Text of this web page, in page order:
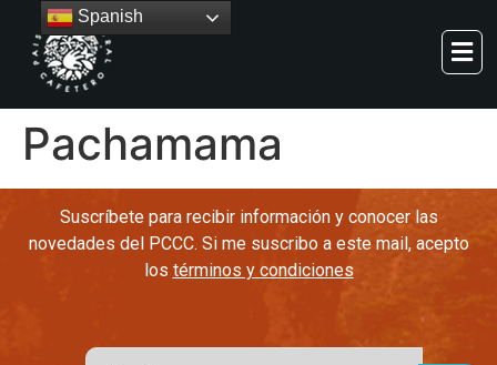
Pachamama
Suscríbete para recibir información y conocer las
novedades del PCCC. Si me suscribo a este mail, acepto
los términos y condiciones
Spanish